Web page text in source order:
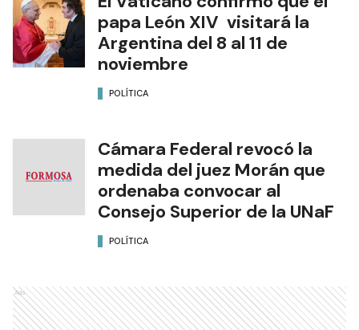
papa León XIV visitará la
Argentina del 8 al 11 de
noviembre
POLÍTICA
Cámara Federal revocó la
medida del juez Morán que
ordenaba convocar al
Consejo Superior de la UNaF
POLÍTICA
Ads